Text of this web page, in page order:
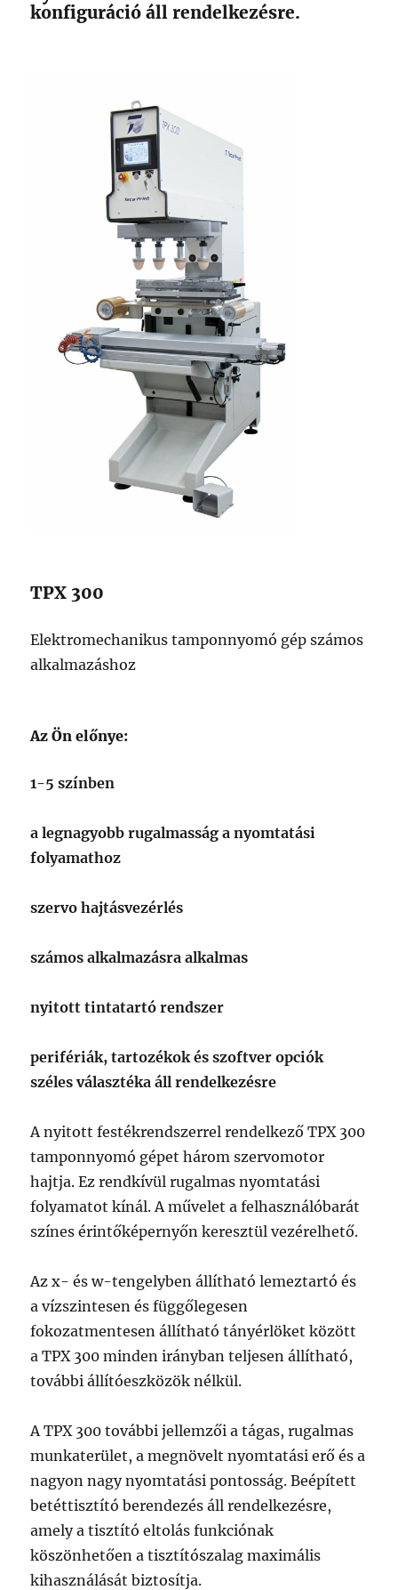
konfiguráció áll rendelkezésre.
TPX 300
Elektromechanikus tamponnyomó gép számos
alkalmazáshoz
Az Ön előnye:
1-5 színben
a legnagyobb rugalmasság a nyomtatási
folyamathoz
szervo hajtásvezérlés
számos alkalmazásra alkalmas
nyitott tintatartó rendszer
perifériák, tartozékok és szoftver opciók
széles választéka áll rendelkezésre
A nyitott festékrendszerrel rendelkező TPX 300
tamponnyomó gépet három szervomotor
hajtja. Ez rendkívül rugalmas nyomtatási
folyamatot kínál. A művelet a felhasználóbarát
színes érintőképernyőn keresztül vezérelhető.
Az x- és w-tengelyben állítható lemeztartó és
a vízszintesen és függőlegesen
fokozatmentesen állítható tányérlöket között
a TPX 300 minden irányban teljesen állítható,
további állítóeszközök nélkül.
A TPX 300 további jellemzői a tágas, rugalmas
munkaterület, a megnövelt nyomtatási erő és a
nagyon nagy nyomtatási pontosság. Beépített
betéttisztító berendezés áll rendelkezésre,
amely a tisztító eltolás funkciónak
köszönhetően a tisztítószalag maximális
kihasználását biztosítja.